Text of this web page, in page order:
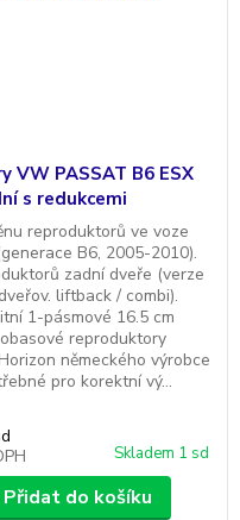
VW PASSAT B6 ESX
s redukcemi
reproduktorů ve voze
B6, 2005-2010).
zadní dveře (verze
liftback / combi).
1-pásmové 16.5 cm
reproduktory
německého výrobce
pro korektní vý...
Skladem 1 sd
Přidat do košíku